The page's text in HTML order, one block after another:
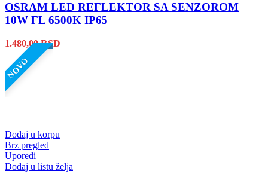
OSRAM LED REFLEKTOR SA SENZOROM
10W FL 6500K IP65
1.480,00RSD
Dodaj u korpu
Brz pregled
Uporedi
Dodaj u listu želja
NOVO